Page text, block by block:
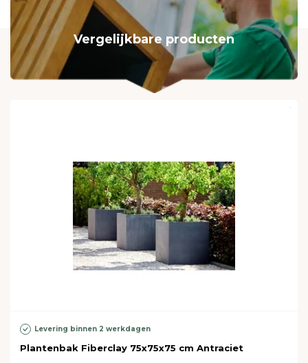
Vergelijkbare producten
Levering binnen 2 werkdagen
Plantenbak Fiberclay 75x75x75 cm Antraciet